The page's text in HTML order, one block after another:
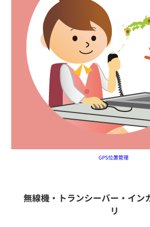
GPS位置管理
無線機・トランシーバー・イン
リ